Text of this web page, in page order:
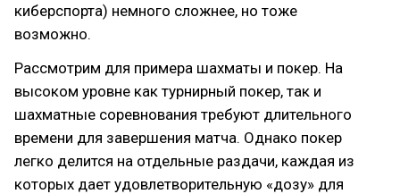
киберспорта) немного сложнее, но тоже
возможно.
Рассмотрим для примера шахматы и покер. На
высоком уровне как турнирный покер, так и
шахматные соревнования требуют длительного
времени для завершения матча. Однако покер
легко делится на отдельные раздачи, каждая из
которых дает удовлетворительную «дозу» для